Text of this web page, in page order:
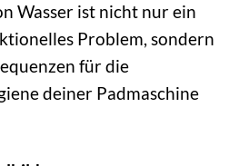
Wasser ist nicht nur ein
Problem, sondern
für die
deiner Padmaschine